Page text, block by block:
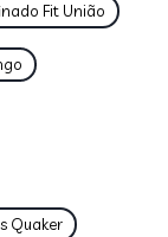
Fit União
Quaker